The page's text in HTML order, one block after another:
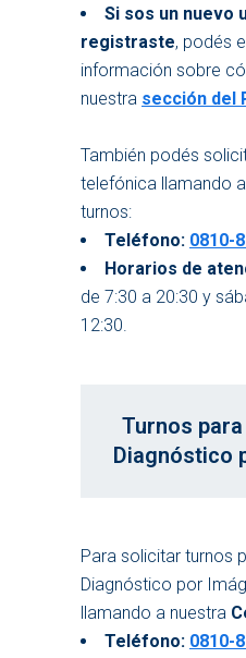
Si sos un nuevo
registraste, podés
información sobre
nuestra sección del
También podés
telefónica llamando
turnos:
Teléfono: 0810-
Horarios de
de 7:30 a 20:30 y
12:30.
Turnos
Diagnóstico
Para solicitar turnos
Diagnóstico por
llamando a nuestra
Teléfono: 0810-